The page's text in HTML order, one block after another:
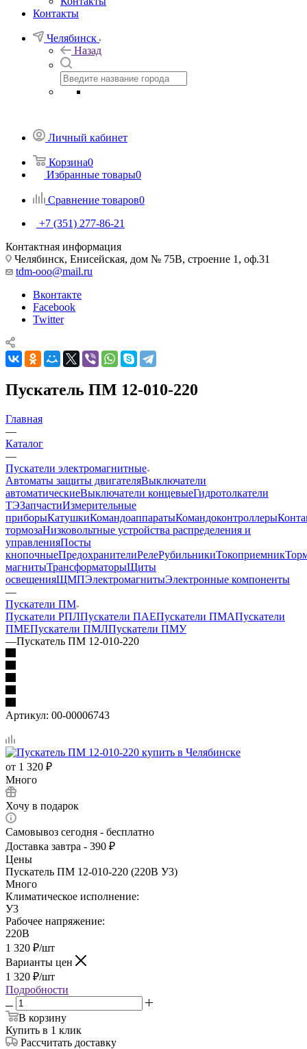
Контакты
Челябинск
Назад
Личный кабинет
Корзина0
Избранные товары0
Сравнение товаров0
+7 (351) 277-86-21
Контактная информация
Челябинск, Енисейская, дом № 75В, строение 1, оф.31
tdm-ooo@mail.ru
Вконтакте
Facebook
Twitter
Пускатель ПМ 12-010-220
Главная
—
Каталог
—
Пускатели электромагнитные
Автоматы защиты двигателяВыключатели
автоматическиеВыключатели концевыеГидротолкатели
ТЭЗапчастиИзмерительные
приборыКатушкиКомандоаппаратыКомандоконтроллеры
тормозаНизковольтные устройства распределения и
управленияПосты
кнопочныеПредохранителиРелеРубильникиТокоприемник
магнитыТрансформаторыЩиты
освещенияЩМПЭлектромагнитыЭлектронные компоненты
—
Пускатели ПМ
Пускатели РПЛПускатели ПАЕПускатели ПМАПускатели
ПМЕПускатели ПМЛПускатели ПМУ
—Пускатель ПМ 12-010-220
Артикул: 00-00006743
от 1 320 ₽
Много
Хочу в подарок
Самовывоз сегодня - бесплатно
Доставка завтра - 390 ₽
Цены
Пускатель ПМ 12-010-220 (220В У3)
Много
Климатическое исполнение:
У3
Рабочее напряжение:
220В
1 320 ₽/шт
Варианты цен
1 320 ₽/шт
Подробности
В корзину
Купить в 1 клик
Рассчитать доставку